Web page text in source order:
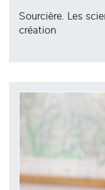
Sourcière. Les
création